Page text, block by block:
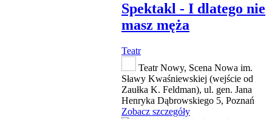
Spektakl - I dlatego nie
masz męża
Teatr
Teatr Nowy, Scena Nowa im.
Sławy Kwaśniewskiej (wejście od
Zaułka K. Feldman), ul. gen. Jana
Henryka Dąbrowskiego 5, Poznań
Zobacz szczegóły